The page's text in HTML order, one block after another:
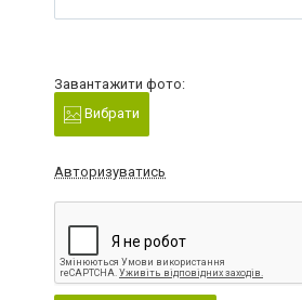
Завантажити фото:
Вибрати
Авторизуватись